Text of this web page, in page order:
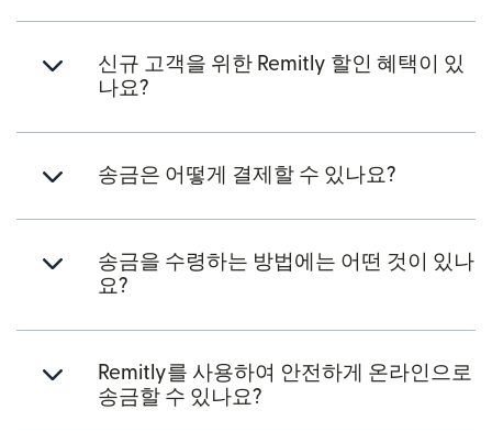
신규 고객을 위한 Remitly 할인 혜택이 있
나요?
송금은 어떻게 결제할 수 있나요?
송금을 수령하는 방법에는 어떤 것이 있나
요?
Remitly를 사용하여 안전하게 온라인으로
송금할 수 있나요?